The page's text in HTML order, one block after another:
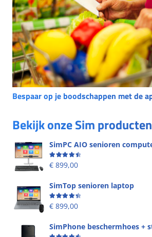
Bespaar op je boodschappen met de
Bekijk onze Sim producten
SimPC AIO senioren
Beoordeling
€ 899,00
SimTop senioren laptop
Beoordeling
€ 899,00
SimPhone beschermhoes +